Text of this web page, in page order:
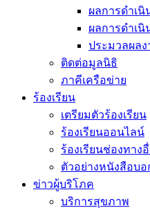
ผลการดำเนิ
ผลการดำเนิ
ประมวลผลง
ติดต่อมูลนิธิ
ภาคีเครือข่าย
ร้องเรียน
เตรียมตัวร้องเรียน
ร้องเรียนออนไลน์
ร้องเรียนช่องทาง
ตัวอย่างหนังสือบ
ข่าวผู้บริโภค
บริการสุขภาพ